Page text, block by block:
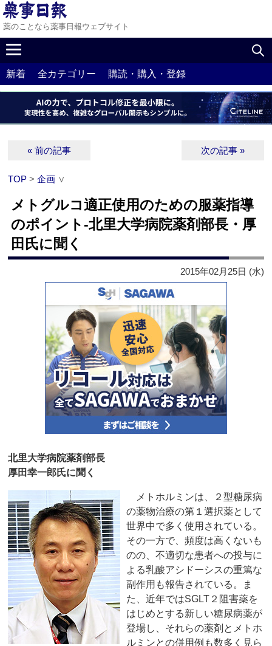
薬のことなら薬事日報ウェブサイト
新着 全カテゴリー 購読・購入・登録
« 前の記事 次の記事 »
TOP >企画 ∨
メトグルコ適正使用のための服薬指導
のポイント‐北里大学病院薬剤部長・厚
田氏に聞く
2015年02月25日 (水)
北里大学病院薬剤部長
厚田幸一郎氏に聞く
メトホルミンは、２型糖尿病
の薬物治療の第１選択薬として
世界中で多く使用されている。
その一方で、頻度は高くないも
のの、不適切な患者への投与に
よる乳酸アシドーシスの重篤な
副作用も報告されている。ま
た、近年ではSGLT２阻害薬を
はじめとする新しい糖尿病薬が
登場し、それらの薬剤とメトホ
ルミンとの併用例も数多く見ら